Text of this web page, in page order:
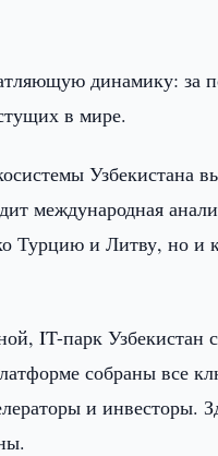
динамику: за
в мире.
Узбекистана
международная
Турцию и Литву,
IT-парк Узбекистан
собраны все
и инвесторы.